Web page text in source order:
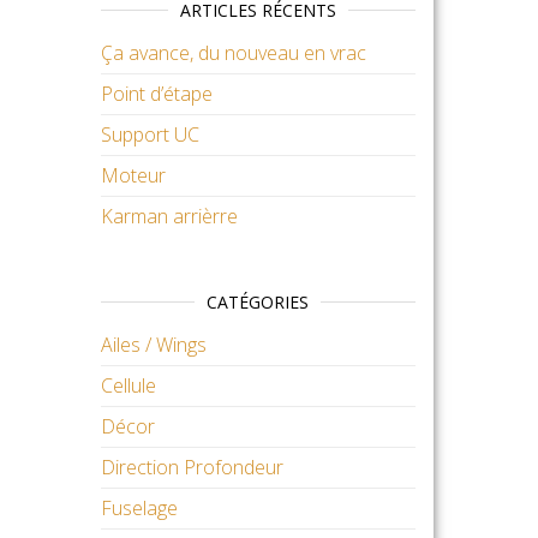
ARTICLES RÉCENTS
Ça avance, du nouveau en vrac
Point d’étape
Support UC
Moteur
Karman arrièrre
CATÉGORIES
Ailes / Wings
Cellule
Décor
Direction Profondeur
Fuselage